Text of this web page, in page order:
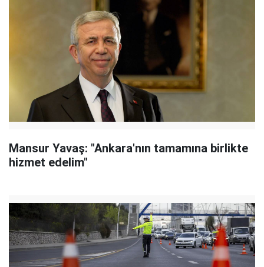
Mansur Yavaş: "Ankara'nın tamamına birlikte
hizmet edelim"